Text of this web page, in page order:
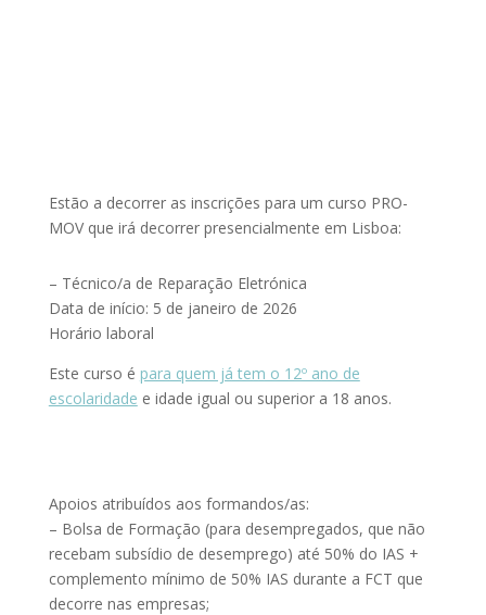
Estão a decorrer as inscrições para um curso PRO-
MOV que irá decorrer presencialmente em Lisboa:
– Técnico/a de Reparação Eletrónica
Data de início: 5 de janeiro de 2026
Horário laboral
Este curso é para quem já tem o 12º ano de
escolaridade e idade igual ou superior a 18 anos.
Apoios atribuídos aos formandos/as:
– Bolsa de Formação (para desempregados, que não
recebam subsídio de desemprego) até 50% do IAS +
complemento mínimo de 50% IAS durante a FCT que
decorre nas empresas;